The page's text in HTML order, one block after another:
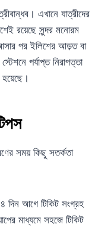
এখানে যাত্রীদের
রয়েছে সুন্দর মনোরম
পর ইলিশের আড়ত বা
পর্যাপ্ত নিরাপত্তা
হয়েছে।
সময় কিছু সতর্কতা
দিন আগে টিকিট সংগ্রহ
মাধ্যমে সহজে টিকিট